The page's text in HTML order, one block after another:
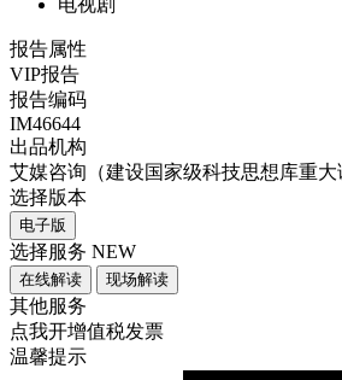
报告属性
VIP报告
报告编码
IM46644
出品机构
艾媒咨询（建设国家级科技思想库重大
选择版本
电子版
选择服务 NEW
在线解读 现场解读
其他服务
点我开增值税发票
温馨提示